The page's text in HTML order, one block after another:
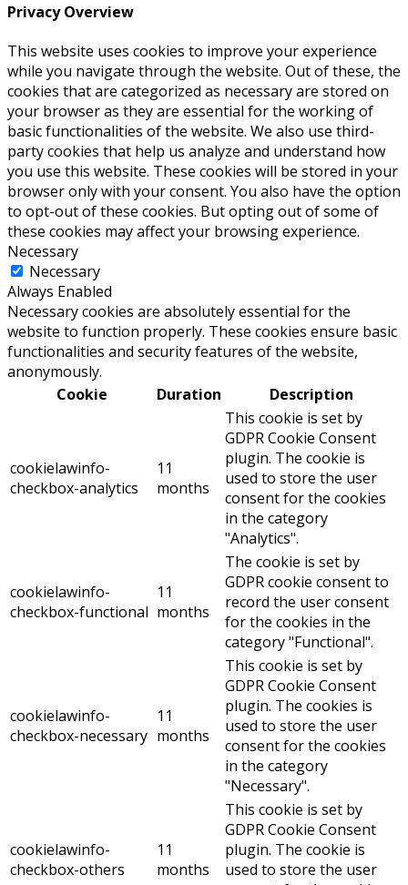
Privacy Overview
This website uses cookies to improve your experience
while you navigate through the website. Out of these, the
cookies that are categorized as necessary are stored on
your browser as they are essential for the working of
basic functionalities of the website. We also use third-
party cookies that help us analyze and understand how
you use this website. These cookies will be stored in your
browser only with your consent. You also have the option
to opt-out of these cookies. But opting out of some of
these cookies may affect your browsing experience.
Necessary
Necessary
Always Enabled
Necessary cookies are absolutely essential for the
website to function properly. These cookies ensure basic
functionalities and security features of the website,
anonymously.
Cookie
Duration Description
cookielawinfo-
checkbox-analytics
11
months
This cookie is set by
GDPR Cookie Consent
plugin. The cookie is
used to store the user
consent for the cookies
in the category
"Analytics".
cookielawinfo-
checkbox-functional
11
months
The cookie is set by
GDPR cookie consent to
record the user consent
for the cookies in the
category "Functional".
cookielawinfo-
checkbox-necessary
11
months
This cookie is set by
GDPR Cookie Consent
plugin. The cookies is
used to store the user
consent for the cookies
in the category
"Necessary".
cookielawinfo-
checkbox-others
11
months
This cookie is set by
GDPR Cookie Consent
plugin. The cookie is
used to store the user